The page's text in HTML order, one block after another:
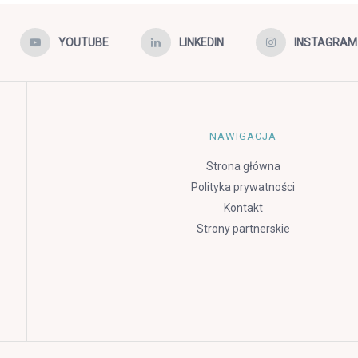
YOUTUBE LINKEDIN INSTAGRAM
NAWIGACJA
Strona główna
Polityka prywatności
Kontakt
Strony partnerskie